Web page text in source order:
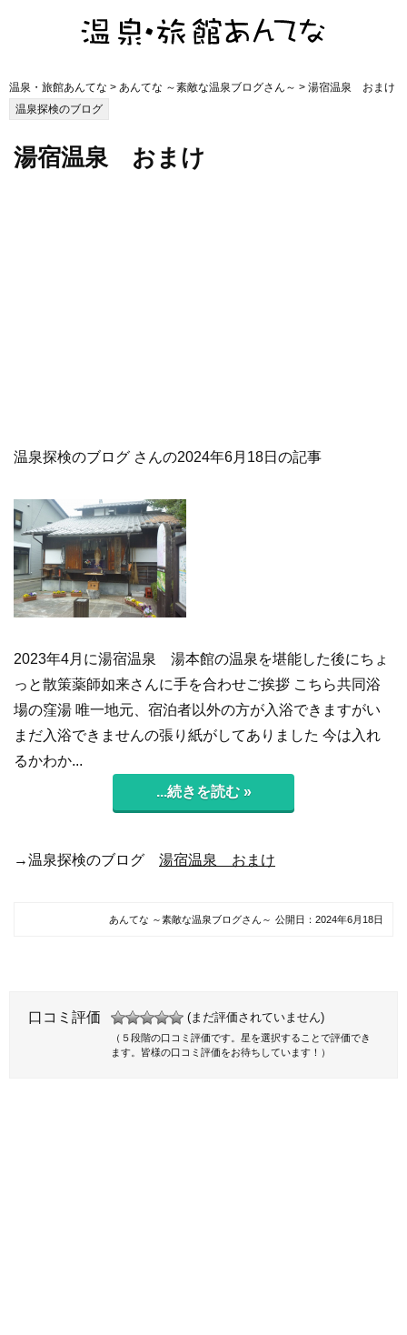
温泉・旅館あんてな > あんてな ～素敵な温泉ブログさん～ > 湯宿温泉 おまけ
温泉探検のブログ
湯宿温泉 おまけ
温泉探検のブログ さんの2024年6月18日の記事
2023年4月に湯宿温泉 湯本館の温泉を堪能した後にちょ
っと散策薬師如来さんに手を合わせご挨拶 こちら共同浴
場の窪湯 唯一地元、宿泊者以外の方が入浴できますがい
まだ入浴できませんの張り紙がしてありました 今は入れ
るかわか...
...続きを読む »
→温泉探検のブログ 湯宿温泉 おまけ
あんてな ～素敵な温泉ブログさん～ 公開日： 2024年6月18日
口コミ評価 (まだ評価されていません)
（５段階の口コミ評価です。星を選択することで評価でき
ます。皆様の口コミ評価をお待ちしています！）